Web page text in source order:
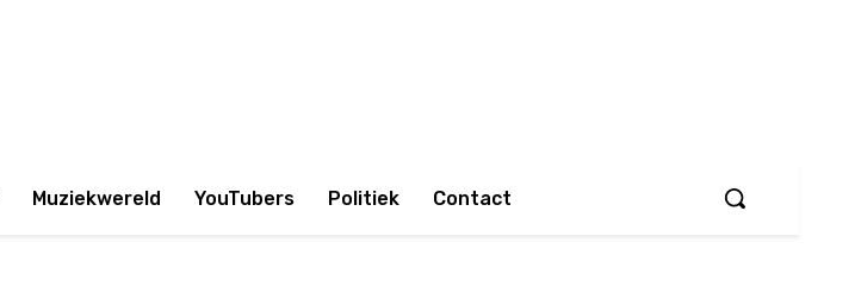
Muziekwereld YouTubers Politiek Contact